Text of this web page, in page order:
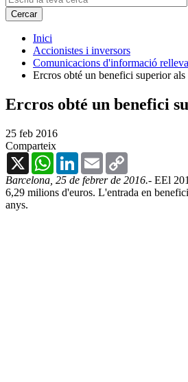
Inici
Accionistes i inversors
Comunicacions d'informació
Ercros obté un benefici superior
Ercros obté un benefici
25 feb 2016
Comparteix
X
WhatsAppLinkedInEmail
Barcelona, 25 de febrer de 2016.- EEl
6,29 milions d'euros. L'entrada en
anys.